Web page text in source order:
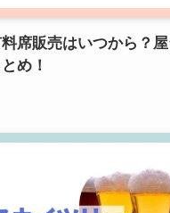
席販売はいつから？
め！